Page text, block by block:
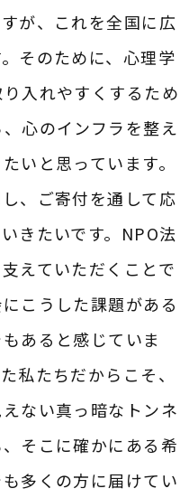
が、これを全国に広
そのために、心理学
入れやすくするため
心のインフラを整え
いと思っています。
、ご寄付を通して応
きたいです。NPO法
えていただくことで
こうした課題がある
あると感じていま
私たちだからこそ、
ない真っ暗なトンネ
そこに確かにある希
多くの方に届けてい